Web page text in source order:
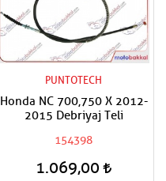
PUNTOTECH
Honda NC 700,750 X 2012-
2015 Debriyaj Teli
154398
1.069,00